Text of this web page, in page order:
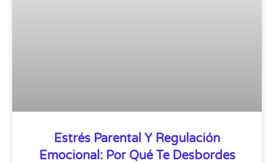
Estrés Parental Y Regulación
Emocional: Por Qué Te Desbordes